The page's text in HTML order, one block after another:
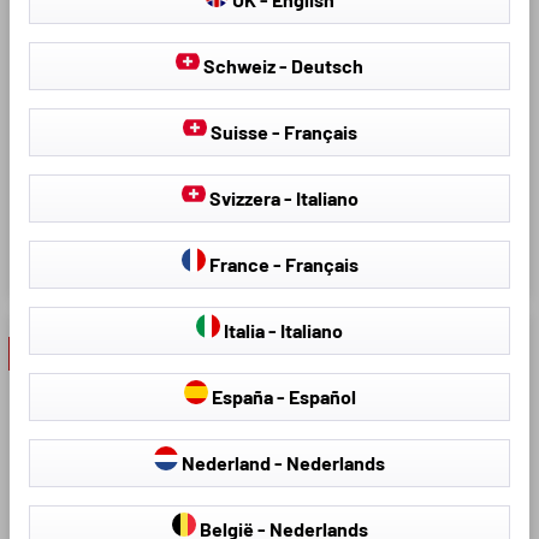
abrufbarer Prüfbericht mit
Certipedia-ID 0000025900)
Einzelsitzbezüge vorne, 2
Armlehnenbezüge, 2
CHF 178.95
(*siehe unter tuv.com,
abrufbarer Prüfbericht mit
Certipedia-ID 0000025900)
vorne, 1 Armlehnenbezug, 1
Doppelbankbezug Lehne und
CHF 202.26
- 30 % - 30 %
Schweiz - Deutsch
Suisse - Français
Svizzera - Italiano
France - Français
Italia - Italiano
España - Español
Nederland - Nederlands
België - Nederlands